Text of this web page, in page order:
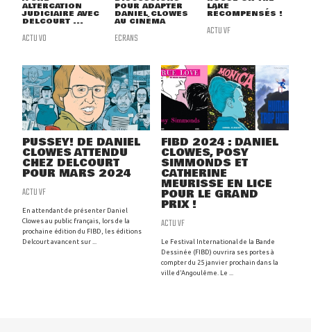
ALTERCATION
JUDICIAIRE AVEC
DELCOURT ...
ACTU VO
POUR ADAPTER
DANIEL CLOWES
AU CINÉMA
ECRANS
LAKE
RÉCOMPENSÉS !
ACTU VF
PUSSEY! DE DANIEL
CLOWES ATTENDU
CHEZ DELCOURT
POUR MARS 2024
ACTU VF
En attendant de présenter Daniel
Clowes au public français, lors de la
prochaine édition du FIBD, les éditions
Delcourt avancent sur ...
FIBD 2024 : DANIEL
CLOWES, POSY
SIMMONDS ET
CATHERINE
MEURISSE EN LICE
POUR LE GRAND
PRIX !
ACTU VF
Le Festival International de la Bande
Dessinée (FIBD) ouvrira ses portes à
compter du 25 janvier prochain dans la
ville d'Angoulême. Le ...